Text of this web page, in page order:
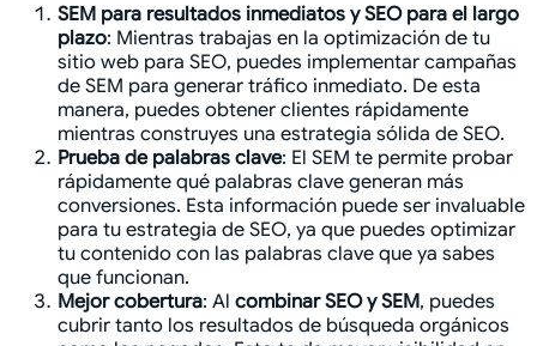
SEM para resultados inmediatos y SEO para el largo
plazo: Mientras trabajas en la optimización de tu
sitio web para SEO, puedes implementar campañas
de SEM para generar tráfico inmediato. De esta
manera, puedes obtener clientes rápidamente
mientras construyes una estrategia sólida de SEO.
Prueba de palabras clave: El SEM te permite probar
rápidamente qué palabras clave generan más
conversiones. Esta información puede ser invaluable
para tu estrategia de SEO, ya que puedes optimizar
tu contenido con las palabras clave que ya sabes
que funcionan.
Mejor cobertura: Al combinar SEO y SEM, puedes
cubrir tanto los resultados de búsqueda orgánicos